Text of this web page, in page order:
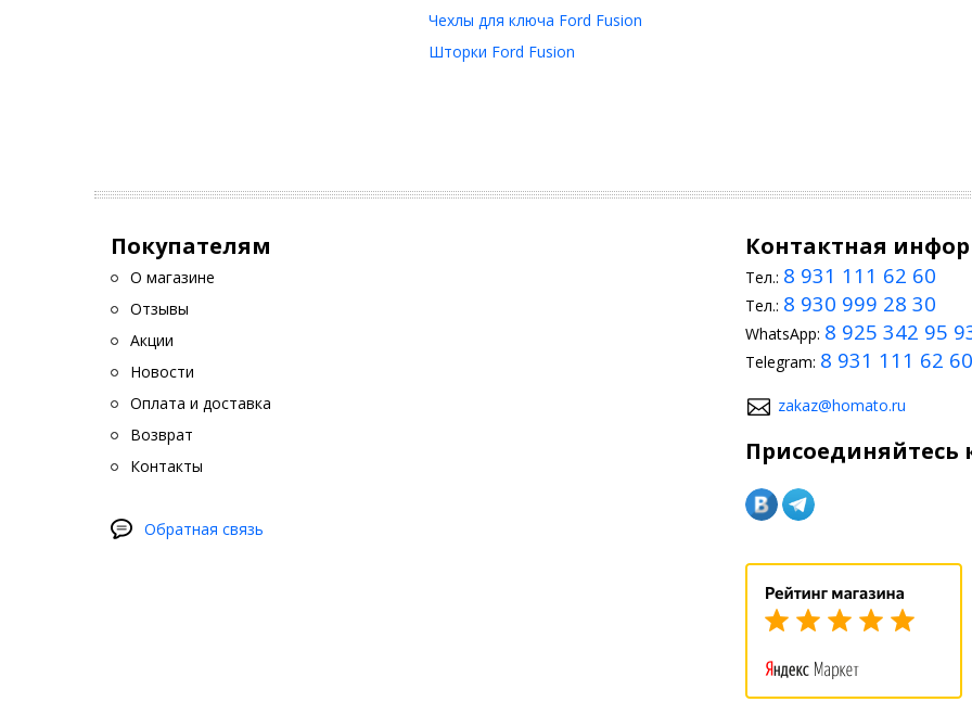
Чехлы для ключа Ford Fusion
Шторки Ford Fusion
Покупателям
О магазине
Отзывы
Акции
Новости
Оплата и доставка
Возврат
Контакты
Обратная связь
Контактная
Тел.: 8 931 111 62 60
Тел.: 8 930 999 28 30
WhatsApp: 8 925 342 95
Telegram: 8 931 111 62 60
zakaz@homato.ru
Присоединяйтесь